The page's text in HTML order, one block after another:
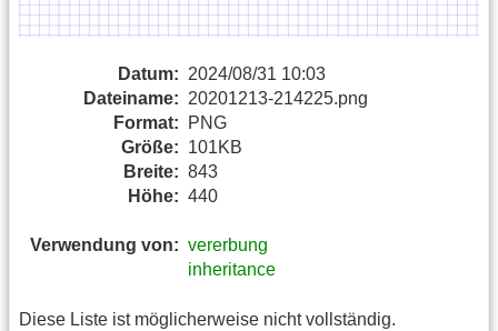
Datum: 2024/08/31 10:03
Dateiname: 20201213-214225.png
Format:
PNG
Größe: 101KB
Breite: 843
Höhe: 440
Verwendung von: vererbung
inheritance
Diese Liste ist möglicherweise nicht vollständig.